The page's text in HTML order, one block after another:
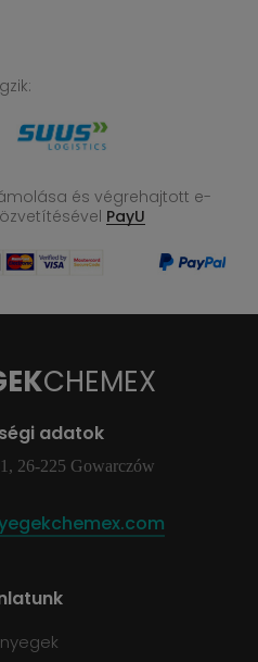
és végrehajtott e-
PayU
CHEMEX
adatok
26-225 Gowarczów